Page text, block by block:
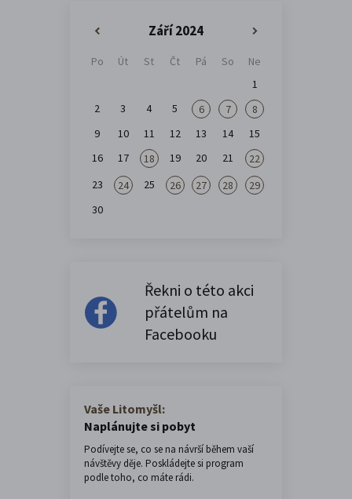
Září 2024
Po Út St Čt Pá So
Ne
1
2
3 4 5 6 7
8
9
10 11 12 13 14
15
16
17 18 19 20 21
22
23
24 25 26 27 28
29
30
Řekni o této akci
přátelům na
Facebooku
Vaše Litomyšl:
Naplánujte si pobyt
Podívejte se, co se na návrší během vaší
návštěvy děje. Poskládejte si program
podle toho, co máte rádi.